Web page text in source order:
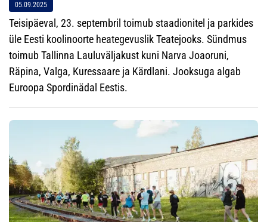
05.09.2025
Teisipäeval, 23. septembril toimub staadionitel ja parkides
üle Eesti koolinoorte heategevuslik Teatejooks. Sündmus
toimub Tallinna Lauluväljakust kuni Narva Joaoruni,
Räpina, Valga, Kuressaare ja Kärdlani. Jooksuga algab
Euroopa Spordinädal Eestis.